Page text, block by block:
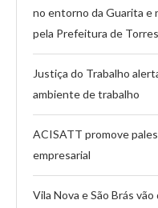
no entorno da Guarita e
pela Prefeitura de Torres
Justiça do Trabalho
ambiente de trabalho
ACISATT promove
empresarial
Vila Nova e São Brás